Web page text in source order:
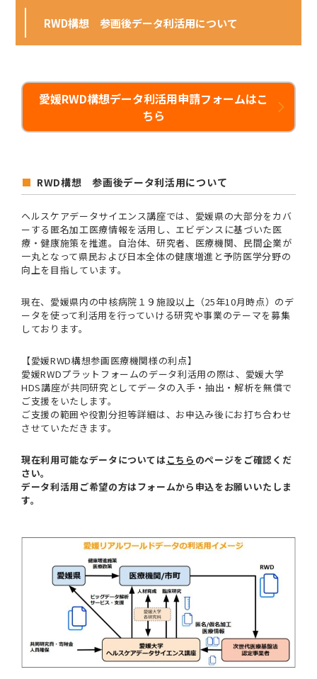
RWD構想 参画後データ利活用について
愛媛RWD構想データ利活用申請フォームはこ
ちら
RWD構想 参画後データ利活用について
ヘルスケアデータサイエンス講座では、愛媛県の大部分をカバ
ーする匿名加工医療情報を活用し、エビデンスに基づいた医
療・健康施策を推進。自治体、研究者、医療機関、民間企業が
一丸となって県民および日本全体の健康増進と予防医学分野の
向上を目指しています。
現在、愛媛県内の中核病院１９施設以上（25年10月時点）のデ
ータを使って利活用を行っていける研究や事業のテーマを募集
しております。
【愛媛RWD構想参画医療機関様の利点】
愛媛RWDプラットフォームのデータ利活用の際は、愛媛大学
HDS講座が共同研究としてデータの入手・抽出・解析を無償で
ご支援をいたします。
ご支援の範囲や役割分担等詳細は、お申込み後にお打ち合わせ
させていただきます。
現在利用可能なデータについてはこちら のページをご確認くだ
さい。
データ利活用ご希望の方はフォームから申込をお願いいたしま
す。